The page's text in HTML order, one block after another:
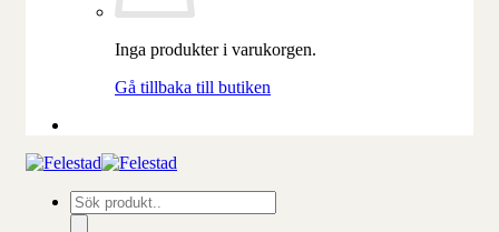
Inga produkter i varukorgen.
Gå tillbaka till butiken
Produktsökning